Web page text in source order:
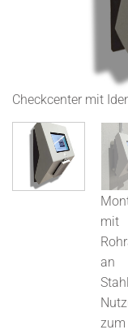
Checkcenter mit
mit
an
zum